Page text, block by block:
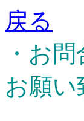
戻る
・お問
お願い